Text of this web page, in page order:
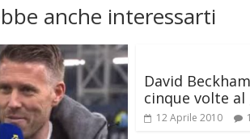
anche interessarti
David
cinque volte
12 Aprile 2010 1